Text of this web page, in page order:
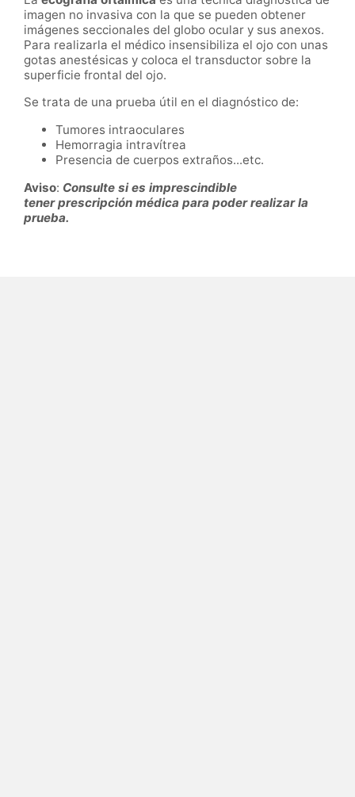
imagen no invasiva con la que se pueden obtener
imágenes seccionales del globo ocular y sus anexos.
Para realizarla el médico insensibiliza el ojo con unas
gotas anestésicas y coloca el transductor sobre la
superficie frontal del ojo.
Se trata de una prueba útil en el diagnóstico de:
Tumores intraoculares
Hemorragia intravítrea
Presencia de cuerpos extraños...etc.
Aviso: Consulte si es imprescindible
tener prescripción médica para poder realizar la
prueba.